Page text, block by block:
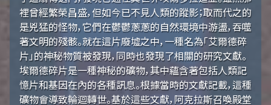
裡曾經繁榮昌盛，但如今已不見人類的蹤影；取而代之的
是兇猛的怪物，它們在鬱鬱蔥蔥的自然環境中游盪，吞噬
著文明的殘骸。就在這片廢墟之中，一種名為「艾爾德碎
片」的神秘物質被發現，同時也發現了相關的研究文獻。
埃爾德碎片是一種神秘的礦物，其中蘊含著包括人類記
憶片和基因在內的各種訊息。根據當時的文獻記載，這種
礦物會導致輪迴轉世。基於這些文獻，阿克拉斯召喚殿堂